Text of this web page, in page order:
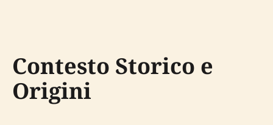
Contesto Storico e
Origini